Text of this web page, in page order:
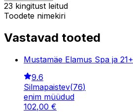
23 kingitust leitud
Toodete nimekiri
Vastavad tooted
Mustamäe Elamus Spa ja
9.6
Silmapaistev(76)
enim müüdud
102,00 €